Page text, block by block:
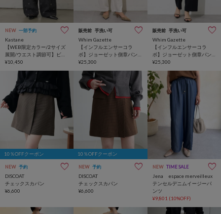
NEW 一部予約
Kastane
【WEB限定カラー/2サイズ
展開/ウエスト調節可】ビジ
ューフラワーデニム
¥10,450
販売前 手洗い可
Whim Gazette
【インフルエンサーコラ
ボ】ジョーゼット側章パン
ツ
¥25,300
販売前 手洗い可
Whim Gazette
【インフルエンサーコラ
ボ】ジョーゼット側章パン
ツ
¥25,300
10％OFFクーポン
NEW 予約
DISCOAT
チェックスカパン
¥6,600
10％OFFクーポン
NEW 予約
DISCOAT
チェックスカパン
¥6,600
NEW TIME SALE
Jena espace merveilleux
テンセルデニムイージーパ
ンツ
¥9,801 (10%OFF)